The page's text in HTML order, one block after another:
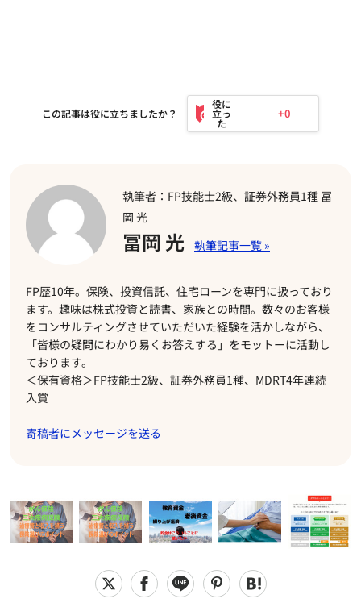
この記事は役に立ちましたか？ +0
執筆者：FP技能士2級、証券外務員1種 冨
岡 光
冨岡 光
FP歴10年。保険、投資信託、住宅ローンを専門に扱っており
ます。趣味は株式投資と読書、家族との時間。数々のお客様
をコンサルティングさせていただいた経験を活かしながら、
「皆様の疑問にわかり易くお答えする」をモットーに活動し
ております。
＜保有資格＞FP技能士2級、証券外務員1種、MDRT4年連続
入賞
寄稿者にメッセージを送る